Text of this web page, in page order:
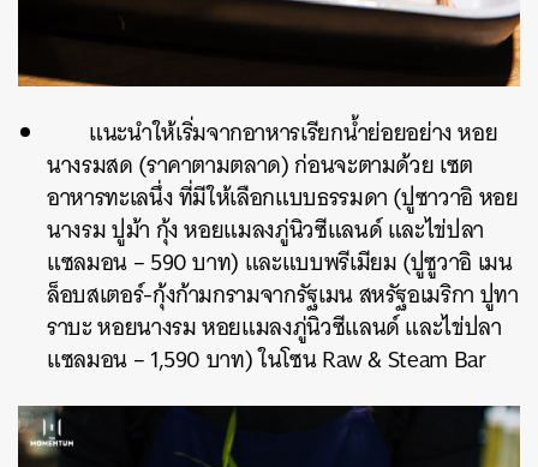
แนะนำให้เริ่มจากอาหารเรียกน้ำย่อยอย่าง หอย
นางรมสด (ราคาตามตลาด) ก่อนจะตามด้วย เซต
อาหารทะเลนึ่ง ที่มีให้เลือกแบบธรรมดา (ปูซาวาอิ หอย
นางรม ปูม้า กุ้ง หอยแมลงภู่นิวซีแลนด์ และไข่ปลา
แซลมอน – 590 บาท) และแบบพรีเมียม (ปูซูวาอิ เมน
ล็อบสเตอร์-กุ้งก้ามกรามจากรัฐเมน สหรัฐอเมริกา ปูทา
ราบะ หอยนางรม หอยแมลงภู่นิวซีแลนด์ และไข่ปลา
แซลมอน – 1,590 บาท) ในโซน Raw & Steam Bar
ค้นหา